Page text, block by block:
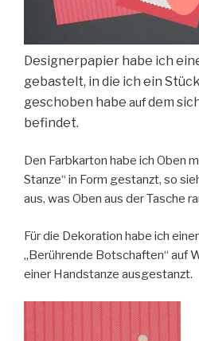
Designerpapier habe ich
gebastelt, in die ich ein
geschoben habe aufdem
befindet.
Den Farbkarton habe ich Oben
Stanze“ in Form gestanzt, so
aus, was Oben aus der Tasche
Für die Dekoration habe ich
„Berührende Botschaften“ auf
einer Handstanze ausgestanzt.